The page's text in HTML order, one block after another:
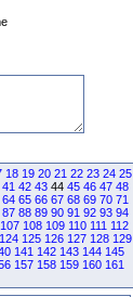
18 19 20 21 22 23 24 25
41 42 43 44 45 46 47 48
64 65 66 67 68 69 70 71
87 88 89 90 91 92 93 94
107 108 109 110 111 112
124 125 126 127 128 129
141 142 143 144 145
157 158 159 160 161